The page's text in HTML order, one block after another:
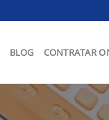
BLOG CONTRATAR